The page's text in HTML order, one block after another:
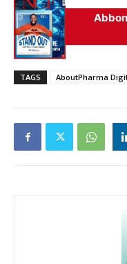
TAGS AboutPharma